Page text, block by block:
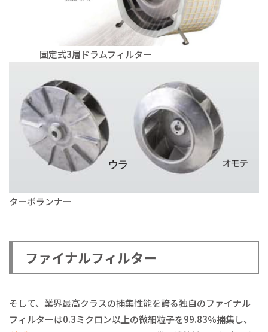
固定式3層ドラムフィルター
ターボランナー
ファイナルフィルター
そして、業界最高クラスの捕集性能を誇る独自のファイナル
フィルターは0.3ミクロン以上の微細粒子を99.83％捕集し、